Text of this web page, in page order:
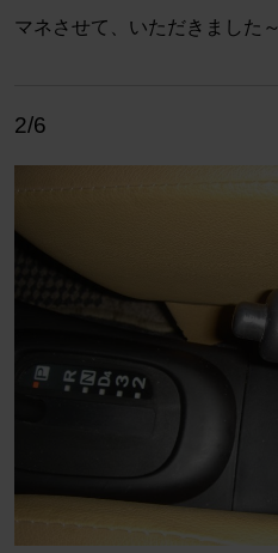
マネさせて、いただきました～
2/6